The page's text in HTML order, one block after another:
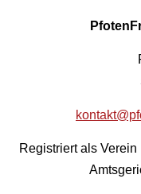
Registriert als